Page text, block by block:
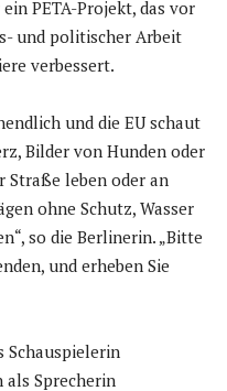
PETA-Projekt, das vor
und politischer Arbeit
verbessert.
und die EU schaut
Bilder von Hunden oder
Straße leben oder an
ohne Schutz, Wasser
so die Berlinerin. „Bitte
und erheben Sie
Schauspielerin
als Sprecherin